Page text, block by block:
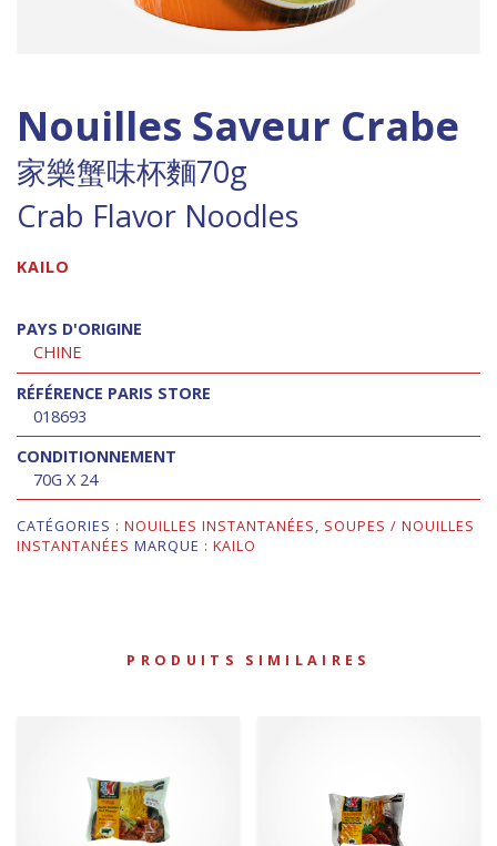
Nouilles Saveur Crabe
家樂蟹味杯麵70g
Crab Flavor Noodles
KAILO
PAYS D'ORIGINE
CHINE
RÉFÉRENCE PARIS STORE
018693
CONDITIONNEMENT
70G X 24
CATÉGORIES : NOUILLES INSTANTANÉES, SOUPES / NOUILLES
INSTANTANÉES MARQUE : KAILO
PRODUITS SIMILAIRES